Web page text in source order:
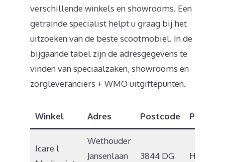
verschillende winkels en showrooms. Een
getrainde specialist helpt u graag bij het
uitzoeken van de beste scootmobiel. In de
bijgaande tabel zijn de adresgegevens te
vinden van speciaalzaken, showrooms en
zorgleveranciers + WMO uitgiftepunten.
Winkel Adres Postcode Plaats
Icare l
Wethouder
Jansenlaan
3844 DG